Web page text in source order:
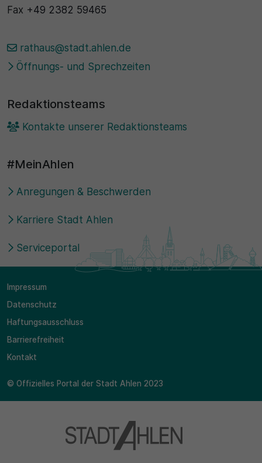
Fax +49 2382 59465
rathaus@stadt.ahlen.de
Öffnungs- und Sprechzeiten
Redaktionsteams
Kontakte unserer Redaktionsteams
#MeinAhlen
Anregungen & Beschwerden
Karriere Stadt Ahlen
Serviceportal
Impressum
Datenschutz
Haftungsausschluss
Barrierefreiheit
Kontakt
© Offizielles Portal der Stadt Ahlen 2023